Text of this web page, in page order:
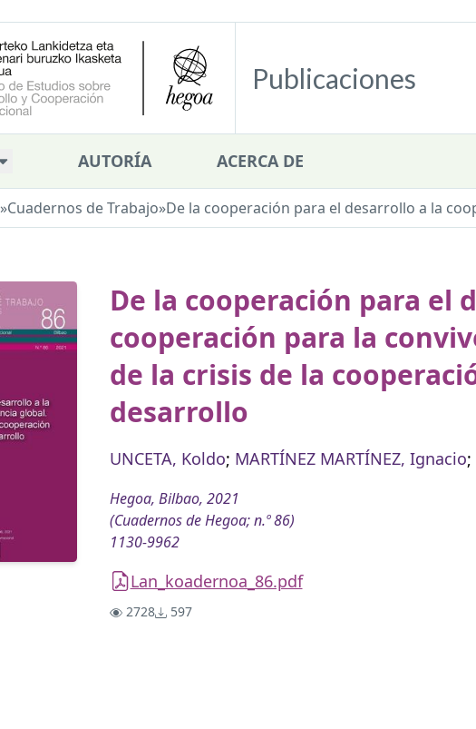
Publicaciones
AUTORÍA ACERCA DE
»Cuadernos de Trabajo»De la cooperación para el desarrollo a la
De la cooperación para el
cooperación para la
de la crisis de la
desarrollo
UNCETA, Koldo; MARTÍNEZ MARTÍNEZ, Ignacio;
Hegoa, Bilbao, 2021
(Cuadernos de Hegoa; n.º 86)
1130-9962
Lan_koadernoa_86.pdf
2728 597